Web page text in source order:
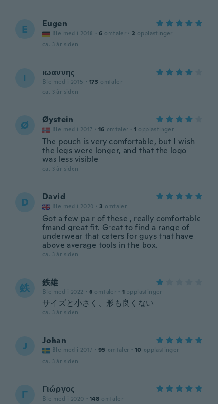
E Eugen
Ble med i 2018 · 6 omtaler · 2 opplastinger
ca. 3 år siden
Ι ιωαννης
Ble med i 2015 · 173 omtaler
ca. 3 år siden
Ø Øystein
Ble med i 2017 · 16 omtaler · 1 opplastinger
The pouch is very comfortable, but I wish
the legs were longer, and that the logo
was less visible
ca. 3 år siden
D David
Ble med i 2020 · 3 omtaler
Got a few pair of these , really comfortable
fmand great fit. Great to find a range of
underwear that caters for guys that have
above average tools in the box.
ca. 3 år siden
鉄 鉄雄
Ble med i 2022 · 6 omtaler · 1 opplastinger
サイズと小さく、形も良くない
ca. 3 år siden
J Johan
Ble med i 2017 · 95 omtaler · 10 opplastinger
ca. 3 år siden
Γ Γιώργος
Ble med i 2020 · 148 omtaler